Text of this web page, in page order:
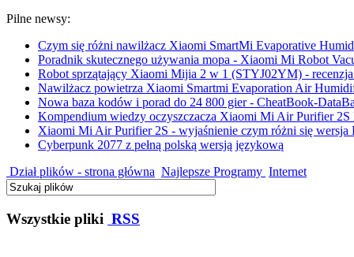
Pilne newsy:
Czym się różni nawilżacz Xiaomi SmartMi Evaporative
Poradnik skutecznego używania mopa - Xiaomi Mi Robot
Robot sprzątający Xiaomi Mijia 2 w 1 (STYJ02YM) -
Nawilżacz powietrza Xiaomi Smartmi Evaporation Air
Nowa baza kodów i porad do 24 800 gier - CheatBook-
Kompendium wiedzy oczyszczacza Xiaomi Mi Air Purifier
Xiaomi Mi Air Purifier 2S - wyjaśnienie czym różni się wersja
Cyberpunk 2077 z pełną polską wersją językową
Dział plików - strona główna Najlepsze Programy Internet
Wszystkie pliki RSS